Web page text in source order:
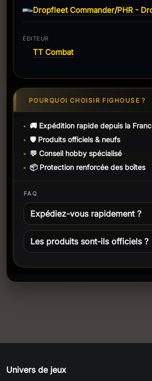
Dropfleet Commander/PHR -
ÉDITEUR
TT Combat
POURQUOI CHOISIR FIGHOUSE ?
🚚 Expédition rapide depuis la
🛡️ Produits officiels & neufs
💬 Conseil hobby spécialisé
📦 Protection renforcée des boîtes
FAQ
Expédiez-vous rapidement ?
Les produits sont-ils officiels ?
Univers de jeux